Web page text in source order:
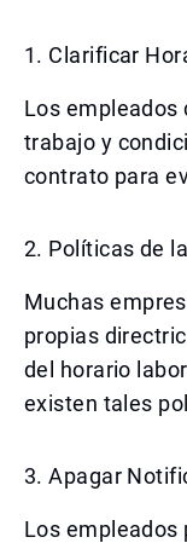
1. Clarificar
Los empleados
trabajo y
contrato para
2. Políticas de
Muchas
propias
del horario
existen tales
3. Apagar
Los empleados